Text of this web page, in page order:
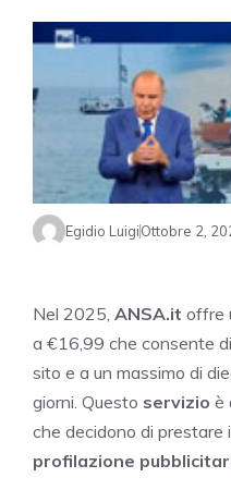
Egidio LuigiOttobre 2,
Nel 2025, ANSA.it offre
a €16,99 che consente
sito e a un massimo di
giorni. Questo servizio è
che decidono di prestare
profilazione